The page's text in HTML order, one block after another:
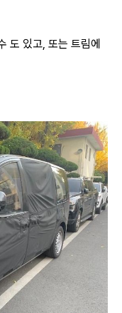
도 있고, 또는 트림에